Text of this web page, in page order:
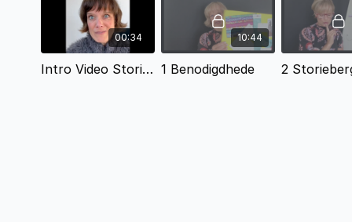
gaan jy 'n storie skryf deur jou storiegeraamte te
gebruik. Jy hoef nooit weer te sukkel om 'n storie
te bou nie.
00:34
Intro Video Storiemakerkursus
10:44
1 Benodigdhede 2